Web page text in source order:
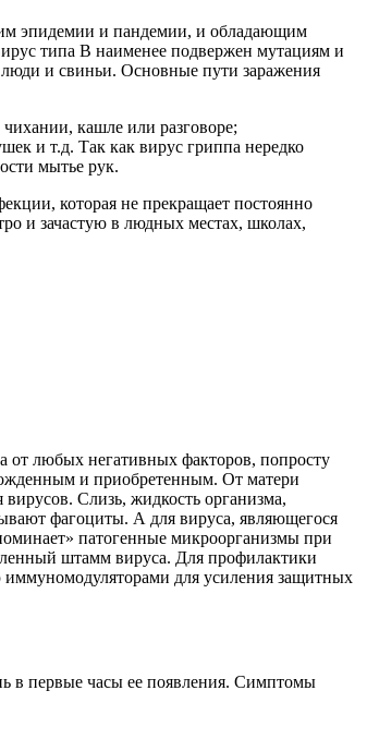
эпидемии и пандемии, и обладающим
типа В наименее подвержен мутациям и
и свиньи. Основные пути заражения
кашле или разговоре;
и т.д. Так как вирус гриппа нередко
мытье рук.
которая не прекращает постоянно
и зачастую в людных местах, школах,
от любых негативных факторов, попросту
и приобретенным. От матери
Слизь, жидкость организма,
фагоциты. А для вируса, являющегося
патогенные микроорганизмы при
штамм вируса. Для профилактики
для усиления защитных
в первые часы ее появления. Симптомы